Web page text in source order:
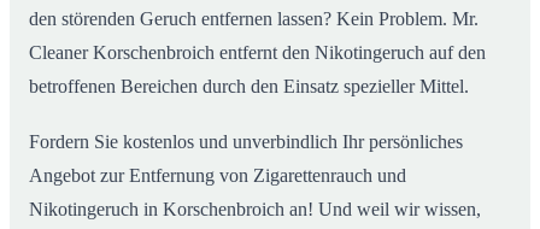
den störenden Geruch entfernen lassen? Kein Problem. Mr.
Cleaner Korschenbroich entfernt den Nikotingeruch auf den
betroffenen Bereichen durch den Einsatz spezieller Mittel.
Fordern Sie kostenlos und unverbindlich Ihr persönliches
Angebot zur Entfernung von Zigarettenrauch und
Nikotingeruch in Korschenbroich an! Und weil wir wissen,